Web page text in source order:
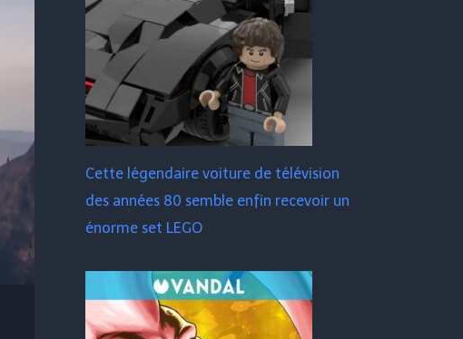
Cette légendaire voiture de télévision
des années 80 semble enfin recevoir un
énorme set LEGO